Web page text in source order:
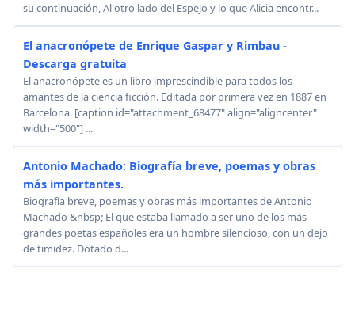
su continuación, Al otro lado del Espejo y lo que Alicia encontr...
El anacronópete de Enrique Gaspar y Rimbau -
Descarga gratuita
El anacronópete es un libro imprescindible para todos los
amantes de la ciencia ficción. Editada por primera vez en 1887 en
Barcelona. [caption id="attachment_68477" align="aligncenter"
width="500"] ...
Antonio Machado: Biografía breve, poemas y obras
más importantes.
Biografía breve, poemas y obras más importantes de Antonio
Machado &nbsp; El que estaba llamado a ser uno de los más
grandes poetas españoles era un hombre silencioso, con un dejo
de timidez. Dotado d...